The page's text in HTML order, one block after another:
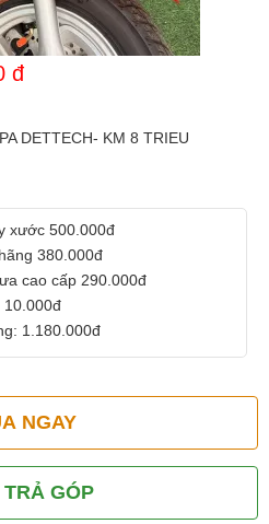
đ
DETTECH- KM 8 TRIEU
xước 500.000đ
380.000đ
cao cấp 290.000đ
10.000đ
1.180.000đ
NGAY
TRẢ GÓP